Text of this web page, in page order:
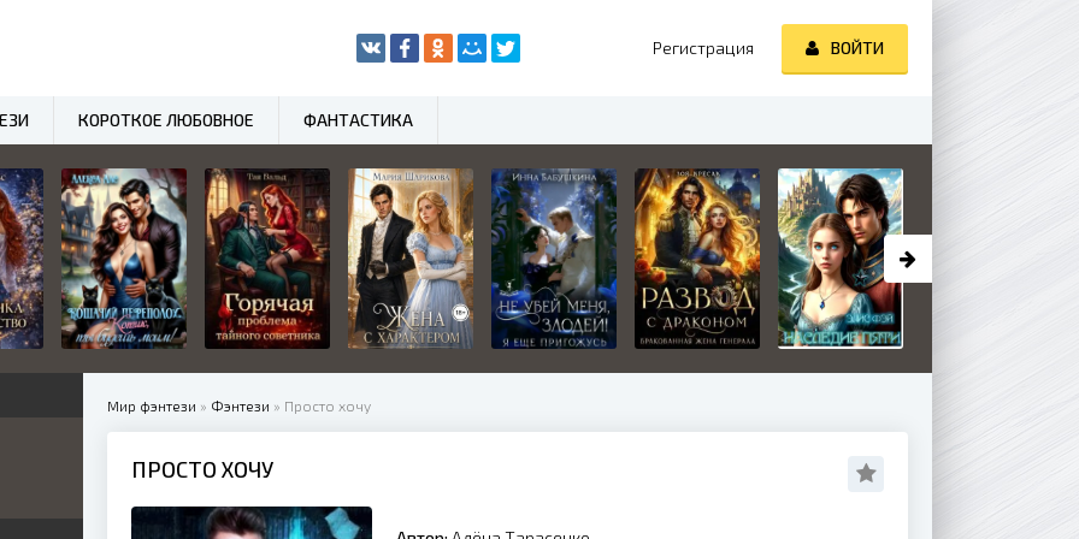
Мир фэнтези » Фэнтези » Просто хочу
ПРОСТО ХОЧУ
Регистрация ВОЙТИ
КОРОТКОЕ ЛЮБОВНОЕ ФАНТАСТИКА